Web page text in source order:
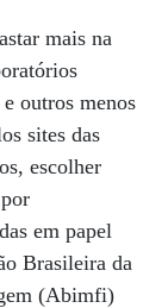
mais na
outros menos
sites das
escolher
em papel
Brasileira da
(Abimfi)